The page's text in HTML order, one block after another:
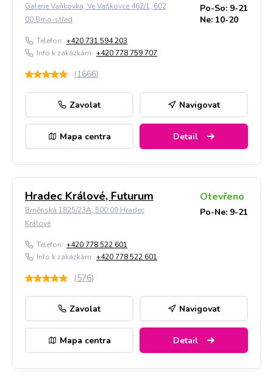
Galerie Vaňkovka, Ve Vaňkovce 462/1, 602
00 Brno-střed
Po-So: 9-21
Ne: 10-20
Telefon: +420 731 594 203
Info k zakázkám: +420 778 759 707
(1666)
Zavolat Navigovat
Mapa centra Detail
Hradec Králové, Futurum
Brněnská 1825/23A, 500 09 Hradec
Králové
Otevřeno
Po-Ne: 9-21
Telefon: +420 778 522 601
Info k zakázkám: +420 778 522 601
(576)
Zavolat Navigovat
Mapa centra Detail